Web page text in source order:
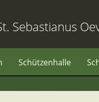
Sebastianus
Schützenhalle